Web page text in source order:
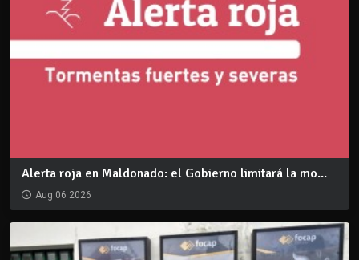
Alerta roja en Maldonado: el Gobierno limitará la mo...
Aug 06 2026